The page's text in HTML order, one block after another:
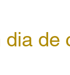
dia de